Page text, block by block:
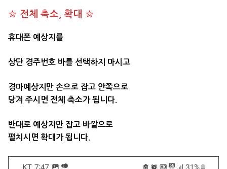
☆ 전체 축소, 확대 ☆
휴대폰 예상지를
상단 경주번호 바를 선택하지 마시고
경마예상지만 손으로 잡고 안쪽으로
당겨 주시면 전체 축소가 됩니다.
반대로 예상지만 잡고 바깥으로
펼치시면 확대가 됩니다.